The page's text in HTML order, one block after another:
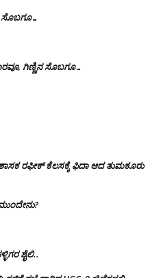
ಸೊಬಗೂ…
ಗಿಣ್ಣಿನ ಸೊಬಗೂ…
ರಫೀಕ್ ಕೆಲಸಕ್ಕೆ ಫಿದಾ ಆದ ತುಮಕೂರು
ಶೈಲಿ..